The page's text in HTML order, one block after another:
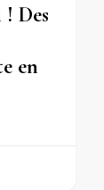
Des
en